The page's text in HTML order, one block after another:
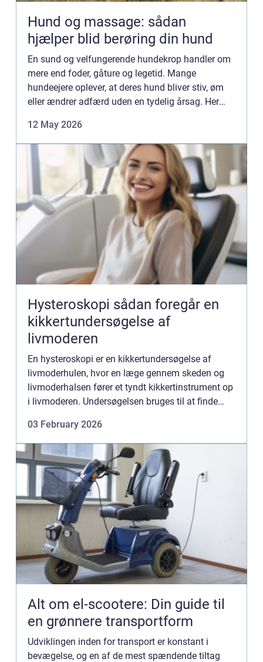
Hund og massage: sådan
hjælper blid berøring din hund
En sund og velfungerende hundekrop handler om
mere end foder, gåture og legetid. Mange
hundeejere oplever, at deres hund bliver stiv, øm
eller ændrer adfærd uden en tydelig årsag. Her
12 May 2026
Hysteroskopi sådan foregår en
kikkertundersøgelse af
livmoderen
En hysteroskopi er en kikkertundersøgelse af
livmoderhulen, hvor en læge gennem skeden og
livmoderhalsen fører et tyndt kikkertinstrument op
i livmoderen. Undersøgelsen bruges til at finde
kan samti...
03 February 2026
Alt om el-scootere: Din guide til
en grønnere transportform
Udviklingen inden for transport er konstant i
bevægelse, og en af de mest spændende tiltag